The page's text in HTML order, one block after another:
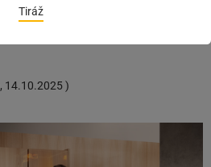
Tiráž
, 14.10.2025)